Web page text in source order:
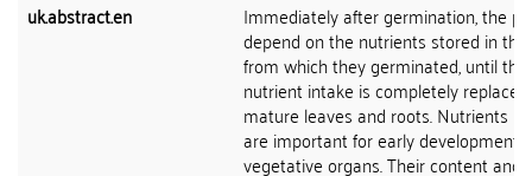
uk.abstract.en
Immediately after germination, the
depend on the nutrients stored in
from which they germinated, until the
nutrient intake is completely
mature leaves and roots. Nutrients
are important for early development
vegetative organs. Their content and